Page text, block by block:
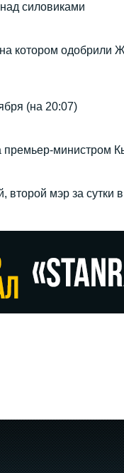
силовиками
котором одобрили
(на 20:07)
министром
второй мэр за сутки